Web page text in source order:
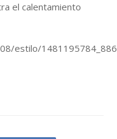
el calentamiento
estilo/